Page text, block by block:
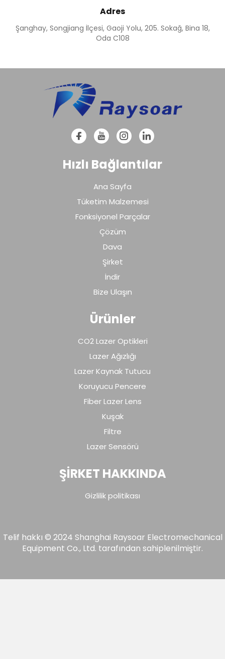
Adres
Şanghay, Songjiang İlçesi, Gaoji Yolu, 205. Sokağ, Bina 18,
Oda C108
Hızlı Bağlantılar
Ana Sayfa
Tüketim Malzemesi
Fonksiyonel Parçalar
Çözüm
Dava
Şirket
İndir
Bize Ulaşın
Ürünler
CO2 Lazer Optikleri
Lazer Ağızlığı
Lazer Kaynak Tutucu
Koruyucu Pencere
Fiber Lazer Lens
Kuşak
Filtre
Lazer Sensörü
ŞİRKET HAKKINDA
Gizlilik politikası
Telif hakkı © 2024 Shanghai Raysoar Electromechanical
Equipment Co., Ltd. tarafından sahiplenilmiştir.